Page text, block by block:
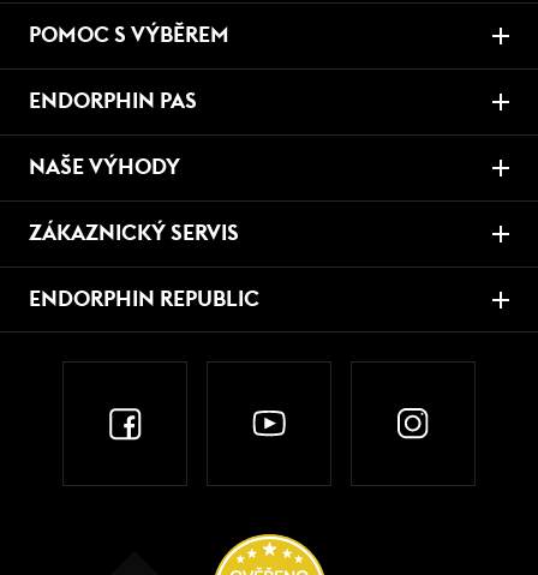
POMOC S VÝBĚREM
ENDORPHIN PAS
NAŠE VÝHODY
ZÁKAZNICKÝ SERVIS
ENDORPHIN REPUBLIC